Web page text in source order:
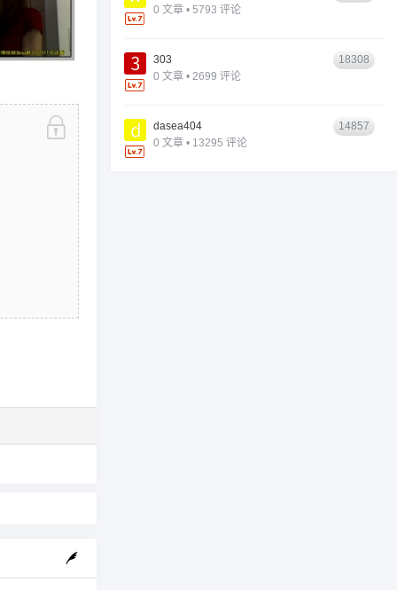
0 文章 • 5793 评论
303
0 文章 • 2699 评论
18308
dasea404
0 文章 • 13295 评论
14857